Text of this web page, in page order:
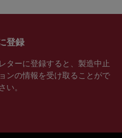
登録
ターに登録すると、製造中止
ンの情報を受け取ることがで
い。